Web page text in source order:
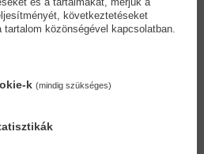
vezeti be az érdeklődőt.
felfedezéséről,
műhelytitkairól és a
sorozat kötetei a magyar
és legizgalmasabb eredményeibe
következtetéseket
közönségével kapcsolatban.
k (mindig szükséges)